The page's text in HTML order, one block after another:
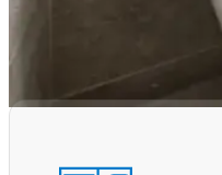
Professioneel
voor duurzaam,